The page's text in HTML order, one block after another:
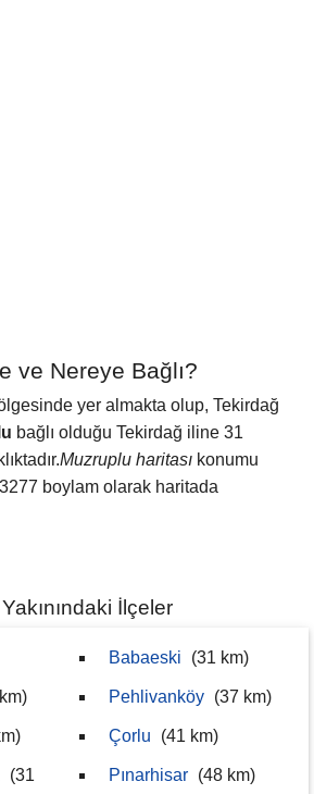
ve Nereye Bağlı?
yer almakta olup, Tekirdağ
bağlı olduğu Tekirdağ iline 31
Muzruplu haritası konumu
boylam olarak haritada
İlçeler
(31
Babaeski (31 km)
Pehlivanköy (37 km)
Çorlu (41 km)
Pınarhisar (48 km)